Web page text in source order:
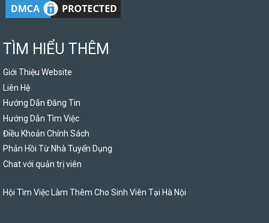
TÌM HIỂU THÊM
Giới Thiệu Website
Liên Hệ
Hướng Dẫn Đăng Tin
Hướng Dẫn Tìm Việc
Điều Khoản Chính Sách
Phản Hồi Từ Nhà Tuyển Dụng
Chat với quản trị viên
Hội Tìm Việc Làm Thêm Cho Sinh Viên Tại Hà Nội